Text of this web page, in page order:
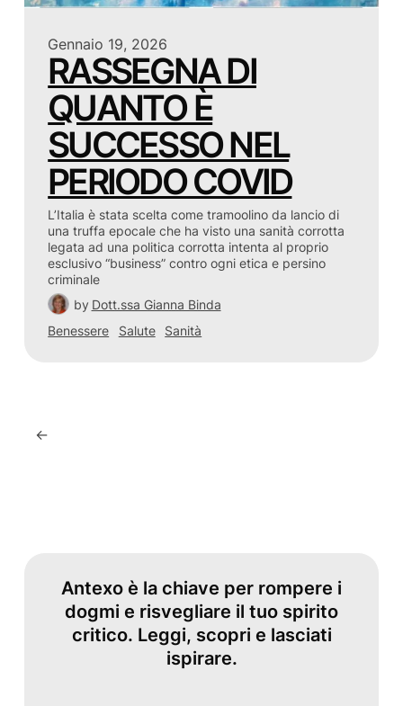
Gennaio 19, 2026
RASSEGNA DI
QUANTO È
SUCCESSO NEL
PERIODO COVID
L’Italia è stata scelta come tramoolino da lancio di
una truffa epocale che ha visto una sanità corrotta
legata ad una politica corrotta intenta al proprio
esclusivo “business” contro ogni etica e persino
criminale
by Dott.ssa Gianna Binda
Benessere
Salute Sanità
←
Antexo è la chiave per rompere i
dogmi e risvegliare il tuo spirito
critico. Leggi, scopri e lasciati
ispirare.